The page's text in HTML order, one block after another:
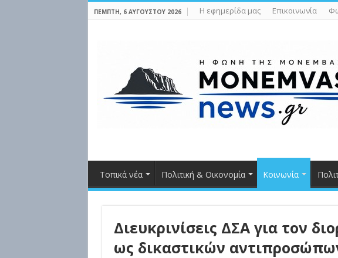
ΠΈΜΠΤΗ, 6 ΑΥΓΟΎΣΤΟΥ 2026 Η εφημερίδα μας Επικοινωνία
Τοπικά νέα Πολιτική & Οικονομία Κοινωνία
Διευκρινίσεις ΔΣΑ για τον
ως δικαστικών